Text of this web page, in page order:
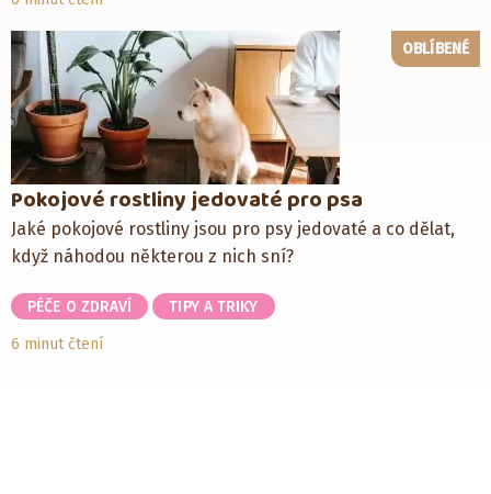
OBLÍBENÉ
Pokojové rostliny jedovaté pro psa
Jaké pokojové rostliny jsou pro psy jedovaté a co dělat,
když náhodou některou z nich sní?
PÉČE O ZDRAVÍ
TIPY A TRIKY
6 minut čtení